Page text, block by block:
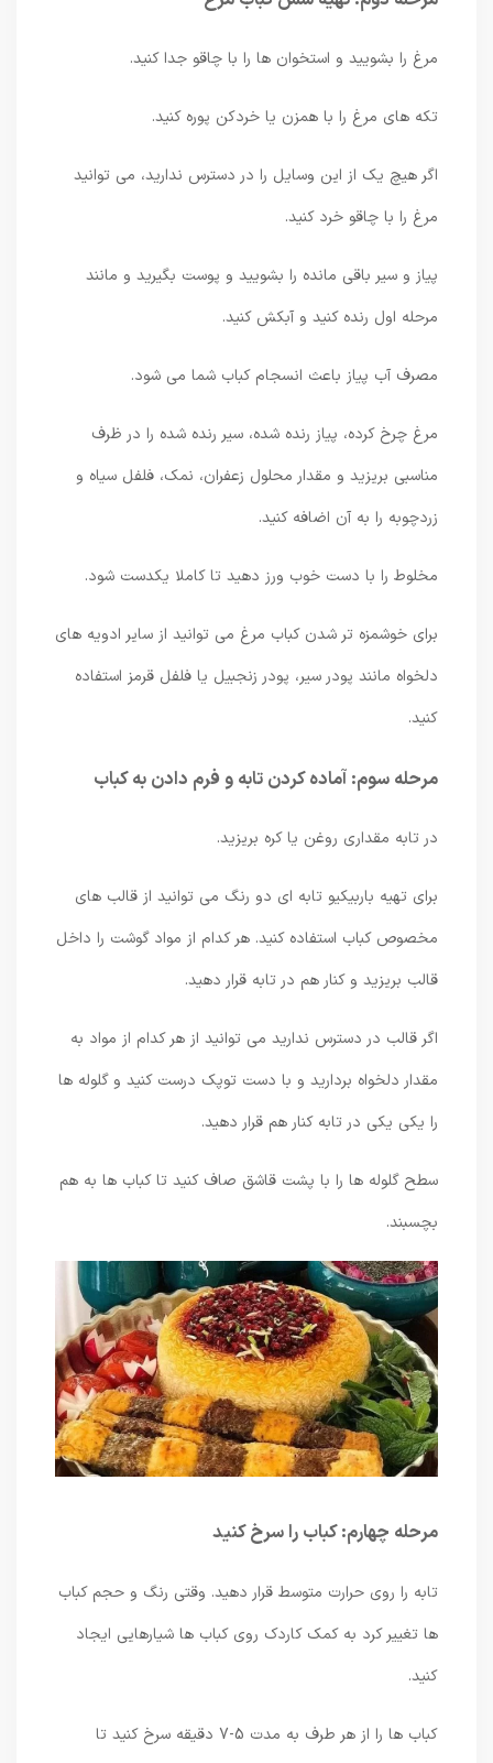
مرغ را بشویید و استخوان ها را با چاقو جدا کنید.
تکه های مرغ را با همزن یا خردکن پوره کنید.
اگر هیچ یک از این وسایل را در دسترس ندارید، می توانید
مرغ را با چاقو خرد کنید.
پیاز و سیر باقی مانده را بشویید و پوست بگیرید و مانند
مرحله اول رنده کنید و آبکش کنید.
مصرف آب پیاز باعث انسجام کباب شما می شود.
مرغ چرخ کرده، پیاز رنده شده، سیر رنده شده را در ظرف
مناسبی بریزید و مقدار محلول زعفران، نمک، فلفل سیاه و
زردچوبه را به آن اضافه کنید.
مخلوط را با دست خوب ورز دهید تا کاملا یکدست شود.
برای خوشمزه تر شدن کباب مرغ می توانید از سایر ادویه های
دلخواه مانند پودر سیر، پودر زنجبیل یا فلفل قرمز استفاده
مرحله سوم: آماده کردن تابه و فرم دادن به کباب
در تابه مقداری روغن یا کره بریزید.
برای تهیه باربیکیو تابه ای دو رنگ می توانید از قالب های
مخصوص کباب استفاده کنید. هر کدام از مواد گوشت را داخل
قالب بریزید و کنار هم در تابه قرار دهید.
اگر قالب در دسترس ندارید می توانید از هر کدام از مواد به
مقدار دلخواه بردارید و با دست توپک درست کنید و گلوله ها
را یکی یکی در تابه کنار هم قرار دهید.
سطح گلوله ها را با پشت قاشق صاف کنید تا کباب ها به هم
بچسبند.
مرحله چهارم: کباب را سرخ کنید
تابه را روی حرارت متوسط ​​قرار دهید. وقتی رنگ و حجم کباب
ها تغییر کرد به کمک کاردک روی کباب ها شیارهایی ایجاد
کباب ها را از هر طرف به مدت 5-7 دقیقه سرخ کنید تا